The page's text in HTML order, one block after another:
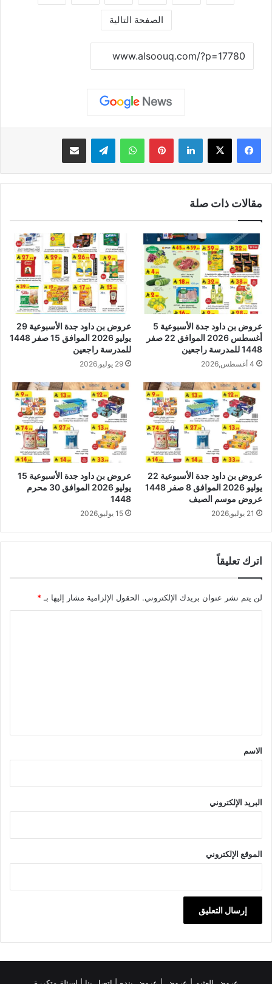
الصفحة التالية
لينكدإن بينتيريستواتساب تيلقرام مشاركة عبر البريد
مقالات ذات صلة
عروض بن داود جدة الأسبوعية 5
أغسطس 2026 الموافق 22 صفر
1448 للمدرسة راجعين
4 أغسطس,2026
عروض بن داود جدة الأسبوعية 29
يوليو 2026 الموافق 15 صفر 1448
للمدرسة راجعين
29 يوليو,2026
عروض بن داود جدة الأسبوعية 22
يوليو 2026 الموافق 8 صفر 1448
عروض موسم الصيف
21 يوليو,2026
عروض بن داود جدة الأسبوعية 15
يوليو 2026 الموافق 30 محرم
1448
15 يوليو,2026
اترك تعليقاً
لن يتم نشر عنوان بريدك الإلكتروني. الحقول الإلزامية مشار إليها بـ *
*
الاسم
البريد الإلكتروني
الموقع الإلكتروني